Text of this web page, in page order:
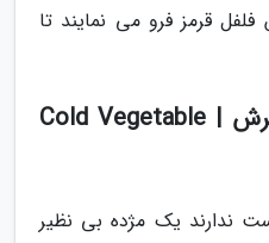
قرمز فرو می نمایند تا
9- بادمجان شیرین و ترش | Cold Vegetable
ندارند یک مژده بی نظیر